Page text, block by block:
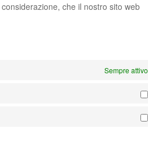
che il nostro sito web
Sempre attivo